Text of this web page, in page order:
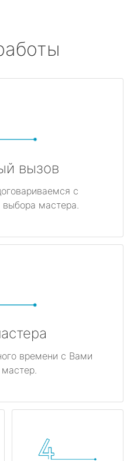
вызов
с
мастера.
времени с Вами